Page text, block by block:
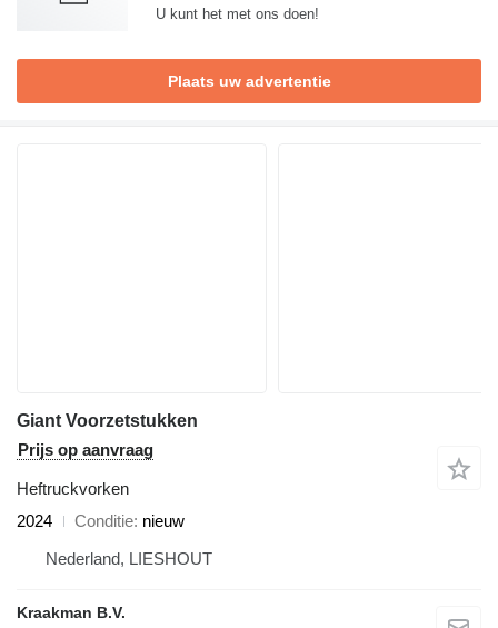
U kunt het met ons doen!
Plaats uw advertentie
Giant Voorzetstukken
Prijs op aanvraag
Heftruckvorken
2024
Conditie nieuw
Nederland, LIESHOUT
Kraakman B.V.